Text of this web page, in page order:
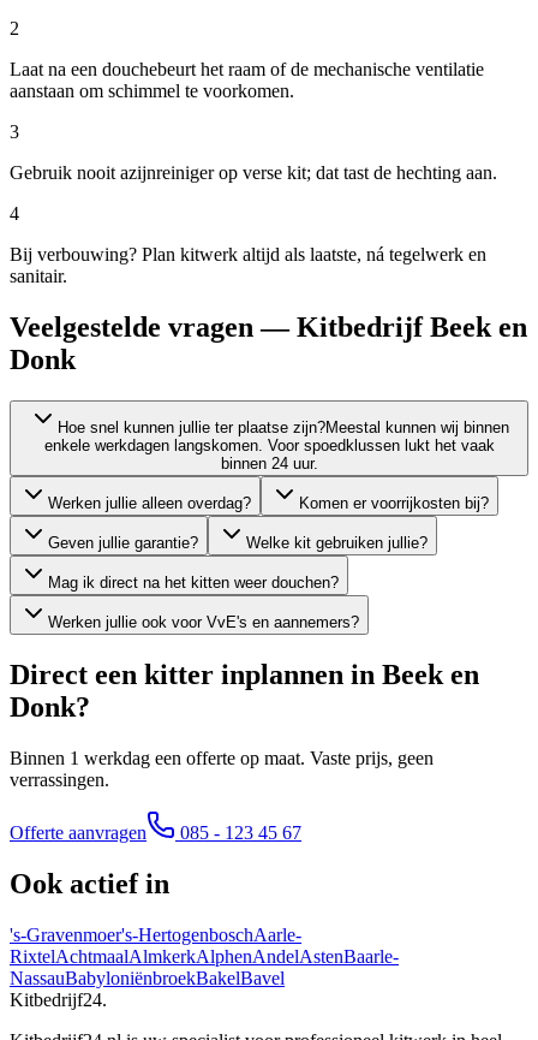
2
Laat na een douchebeurt het raam of de mechanische ventilatie
aanstaan om schimmel te voorkomen.
3
Gebruik nooit azijnreiniger op verse kit; dat tast de hechting aan.
4
Bij verbouwing? Plan kitwerk altijd als laatste, ná tegelwerk en
sanitair.
Veelgestelde vragen — Kitbedrijf Beek en
Donk
Hoe snel kunnen jullie ter plaatse zijn?Meestal kunnen wij binnen
enkele werkdagen langskomen. Voor spoedklussen lukt het vaak
binnen 24 uur.
Werken jullie alleen overdag? Komen er voorrijkosten bij?
Geven jullie garantie? Welke kit gebruiken jullie?
Mag ik direct na het kitten weer douchen?
Werken jullie ook voor VvE's en aannemers?
Direct een kitter inplannen in Beek en
Donk?
Binnen 1 werkdag een offerte op maat. Vaste prijs, geen
verrassingen.
Offerte aanvragen 085 - 123 45 67
Ook actief in
's-Gravenmoer's-HertogenboschAarle-
RixtelAchtmaalAlmkerkAlphenAndelAstenBaarle-
NassauBabyloniënbroekBakelBavel
Kitbedrijf24.